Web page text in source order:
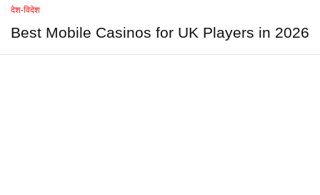
देश-विदेश
Best Mobile Casinos for UK Players in 2026